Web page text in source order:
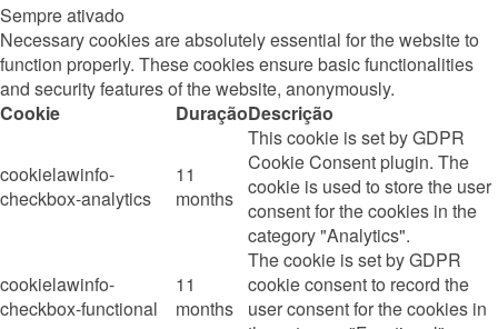
Sempre ativado
Necessary cookies are absolutely essential for the website to
function properly. These cookies ensure basic functionalities
and security features of the website, anonymously.
Cookie
DuraçãoDescrição
cookielawinfo-
checkbox-analytics
11
months
This cookie is set by GDPR
Cookie Consent plugin. The
cookie is used to store the user
consent for the cookies in the
category "Analytics".
cookielawinfo-
checkbox-functional
11
months
The cookie is set by GDPR
cookie consent to record the
user consent for the cookies in